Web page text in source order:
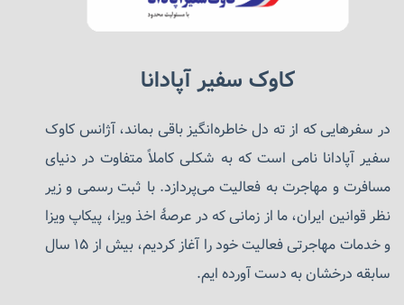
کاوک سفیر آپادانا
در سفرهایی که از ته دل خاطره‌انگیز باقی بماند، آژانس کاوک
سفیر آپادانا نامی است که به شکلی کاملاً متفاوت در دنیای
مسافرت و مهاجرت به فعالیت می‌پردازد. با ثبت رسمی و زیر
نظر قوانین ایران، ما از زمانی که در عرصهٔ اخذ ویزا، پیکاپ ویزا
و خدمات مهاجرتی فعالیت خود را آغاز کردیم، بیش از ۱۵ سال
سابقه درخشان به دست آورده ایم.